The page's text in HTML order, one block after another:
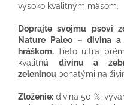
vysoko kvalitným mäsom.
Doprajte svojmu psovi
Nature Paleo – divina
hráškom.Tieto ultra
kvalitnú divinu a
zeleninou bohatými na
Zloženie: divina 50 %,